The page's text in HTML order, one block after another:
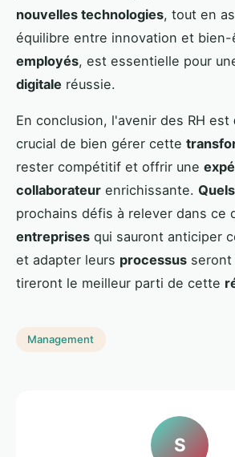
nouvelles technologies, tout en
équilibre entre innovation et
employés, est essentielle pour
digitale réussie.
En conclusion, l'avenir des RH est
crucial de bien gérer cette
rester compétitif et offrir une
collaborateur enrichissante.
prochains défis à relever dans ce
entreprises qui sauront anticiper
et adapter leurs processus seront
tireront le meilleur parti de cette
Management
S